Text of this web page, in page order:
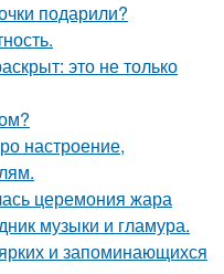
подарили?
это не только
настроение,
церемония жара
музыки и гламура.
и запоминающихся